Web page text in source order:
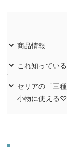
商品情報
これ知ってい
セリアの「三
小物に使える♡